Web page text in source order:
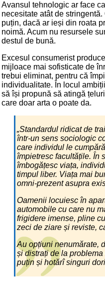
Avansul tehnologic ar face
necesitate atât de
puțin, dacă ar ieși din roata
noimă. Acum nu resursele
destul de bună.
Excesul consumerist produce
mijloace mai sofisticate de
trebui eliminat, pentru că
individualitate. În locul
să își propună să atingă
care doar arta o poate da.
„Standardul ridicat de
într-un sens sociologic
care individul le
împietresc facultățile. În
îmbogățesc viața,
timpul liber. Viața mai
omni-prezent asupra
Oamenii locuiesc în
automobile cu care nu
frigidere imense, pline
zeci de ziare și reviste,
Au opțiuni nenumărate,
și distrați de la
puțin și hotărî singuri